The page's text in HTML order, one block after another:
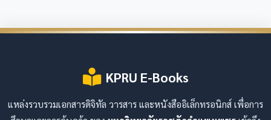
KPRU E-Books
แหล่งรวบรวมเอกสารดิจิทัล วารสาร และหนังสืออิเล็กทรอนิกส์ เพื่อการ